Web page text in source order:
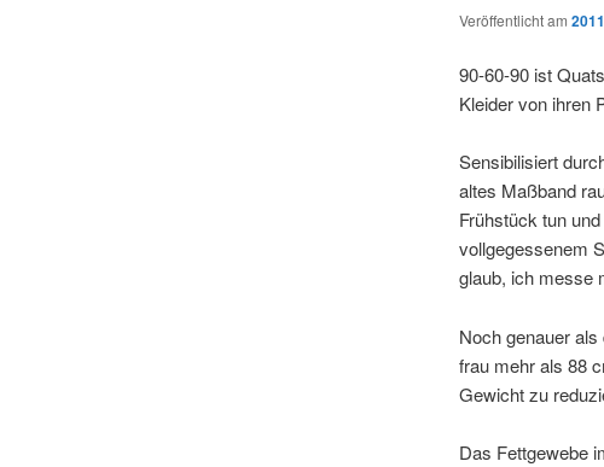
Veröffentlicht am
90-60-90 ist
Kleider von ihren
Sensibilisiert
altes Maßband
Frühstück tun
vollgegessenem
glaub, ich messe
Noch genauer
frau mehr als 88
Gewicht zu
Das Fettgewebe